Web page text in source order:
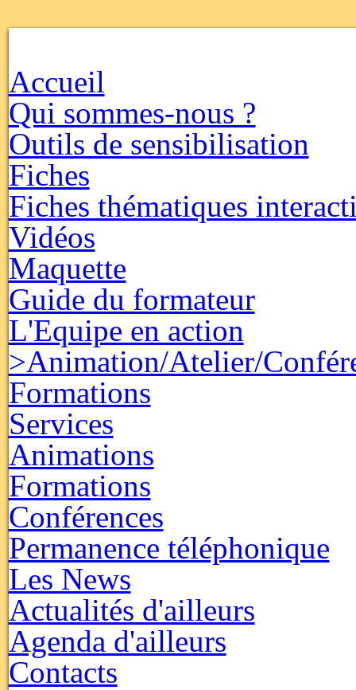
Accueil
Qui sommes-nous ?
Outils de sensibilisation
Fiches
Fiches thématiques
Vidéos
Maquette
Guide du formateur
L'Equipe en action
>Animation/Atelier/
Formations
Services
Animations
Formations
Conférences
Permanence téléphonique
Les News
Actualités d'ailleurs
Agenda d'ailleurs
Contacts